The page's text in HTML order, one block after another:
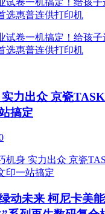
力出众 京瓷
搞定
动未来 柯尼卡美